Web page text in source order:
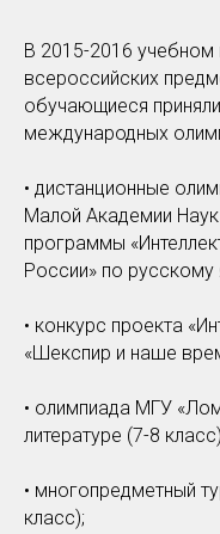
В 2015-2016
всероссийских
обучающиеся
международных
• дистанционные
Малой Академии Наук
программы
России» по русскому
• конкурс проекта
«Шекспир и наше
• олимпиада МГУ
литературе (7-8
• многопредметный
класс);